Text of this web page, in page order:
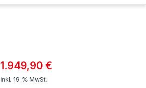
1.949,90 €
inkl. 19 % MwSt.